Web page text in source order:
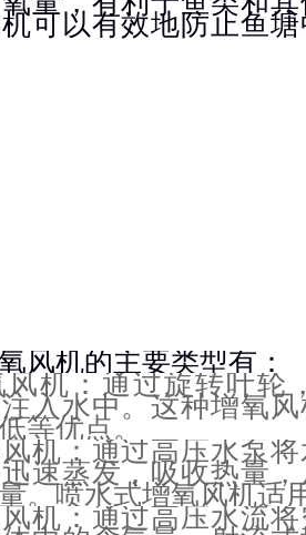
可以有效地防止鱼
风机的主要类型有：
机：通过旋转叶轮
入水中。这种增氧
等优点。
机：通过高压水泵
速蒸发，吸收热量
。喷水式增氧风机适
机：通过高压水流